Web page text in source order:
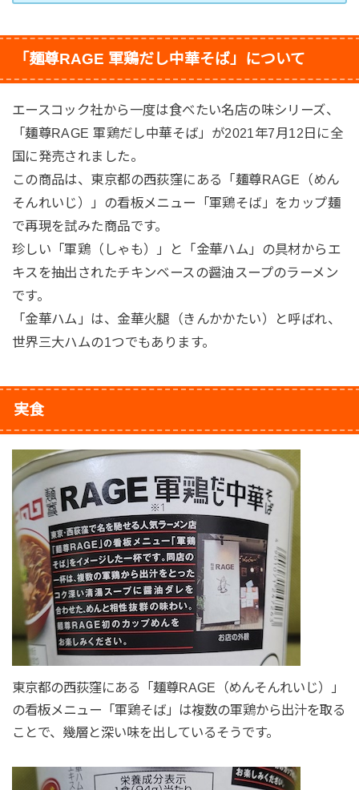
「麺尊RAGE 軍鶏だし中華そば」について
エースコック社から一度は食べたい名店の味シリーズ、
「麺尊RAGE 軍鶏だし中華そば」が2021年7月12日に全
国に発売されました。
この商品は、東京都の西荻窪にある「麺尊RAGE（めん
そんれいじ）」の看板メニュー「軍鶏そば」をカップ麺
で再現を試みた商品です。
珍しい「軍鶏（しゃも）」と「金華ハム」の具材からエ
キスを抽出されたチキンベースの醤油スープのラーメン
です。
「金華ハム」は、金華火腿（きんかかたい）と呼ばれ、
世界三大ハムの1つでもあります。
実食
東京都の西荻窪にある「麺尊RAGE（めんそんれいじ）」
の看板メニュー「軍鶏そば」は複数の軍鶏から出汁を取る
ことで、幾層と深い味を出しているそうです。